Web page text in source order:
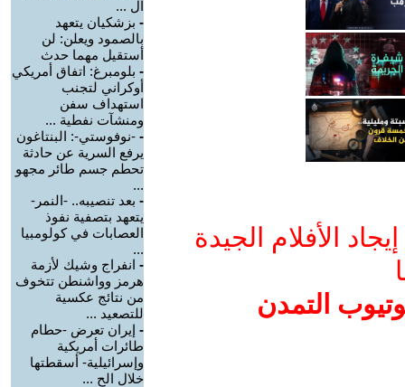
الأفلام الجيدة
التمدن
ال ...
- بزشكيان يتعهد
بالصمود ويعلن: لن
أستقيل مهما حدث
- بلومبرغ: اتفاق أمريكي
أوكراني لتجنب
استهداف سفن
ومنشآت نفطية ...
- -نوفوستي-: البنتاغون
يرفع السرية عن حادثة
تحطم جسم طائر مجهو
...
- بعد تنصيبه.. -النمر-
يتعهد بتصفية نفوذ
العصابات في كولومبيا
...
- انفراج وشيك لأزمة
هرمز وواشنطن تتخوف
من نتائج عكسية
للتصعيد ...
- إيران تعرض -حطام
طائرات أمريكية
وإسرائيلية- أسقطتها
خلال الح ...